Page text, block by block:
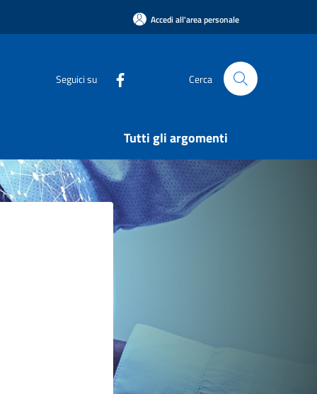
Accedi all'area personale
Seguici su Cerca
Tutti gli argomenti